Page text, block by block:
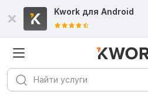
Kwork для Android